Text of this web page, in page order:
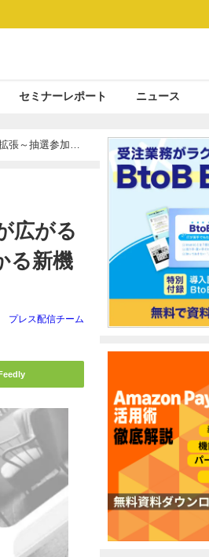
セミナーレポート ニュース
張～抽選参加者
広がる
る新機
プレス配信チーム